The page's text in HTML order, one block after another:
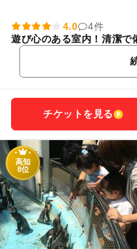
4.0
4件
遊び心のある室内！清潔で
チケットを見る
高知
8位